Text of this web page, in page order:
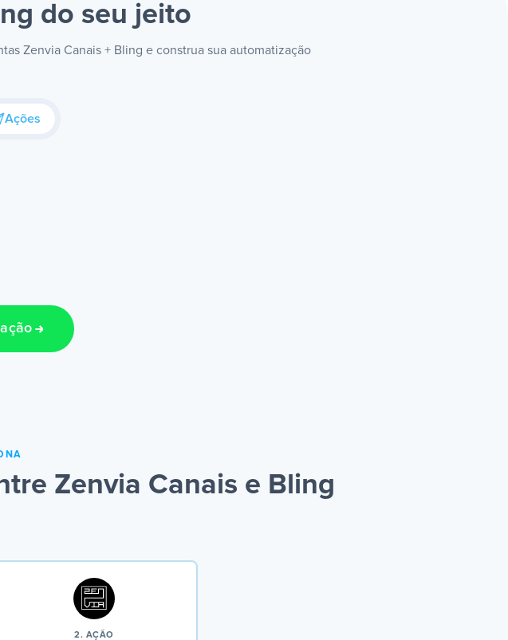
do seu jeito
Zenvia Canais + Bling e construa sua automatização
Ações
Zenvia Canais e Bling
2. AÇÃO